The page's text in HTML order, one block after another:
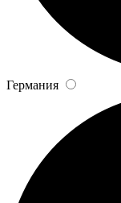
Германия